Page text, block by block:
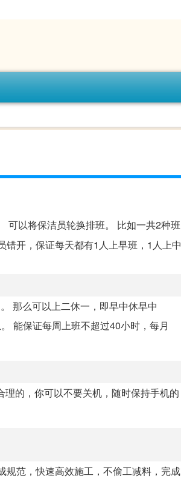
可以将保洁员轮换排班。 比如一共2种班
开，保证每天都有1人上早班，1人上中
那么可以上二休一，即早中休早中
能保证每周上班不超过40小时，每月
的，你可以不要关机，随时保持手机的
规范，快速高效施工，不偷工减料，完成